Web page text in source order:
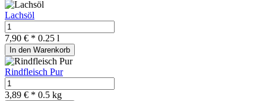
Lachsöl
7,90 € * 0.25 l
In den Warenkorb
Rindfleisch Pur
3,89 € * 0.5 kg